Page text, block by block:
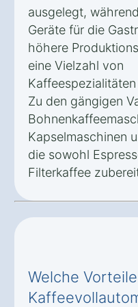
ausgelegt,
Geräte für die
höhere
eine Vielzahl von
Zu den gängigen
Kapselmaschinen
die sowohl
Filterkaffee
Welche